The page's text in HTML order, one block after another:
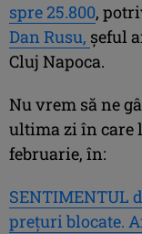
spre 25.800,
Dan Rusu, şeful
Cluj Napoca.
Nu vrem să ne
ultima zi în care
februarie, în:
SENTIMENTUL
preţuri blocate.